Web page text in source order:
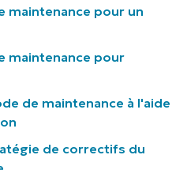
maintenance pour un
maintenance pour
de maintenance à l'aide
de correctifs du